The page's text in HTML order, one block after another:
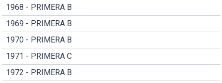
1968 - PRIMERA B
1969 - PRIMERA B
1970 - PRIMERA B
1971 - PRIMERA C
1972 - PRIMERA B